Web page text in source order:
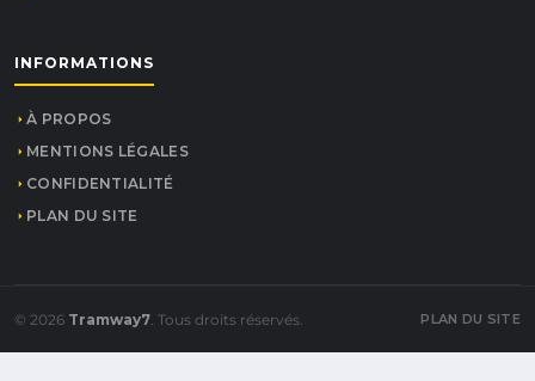
INFORMATIONS
À PROPOS
MENTIONS LÉGALES
CONFIDENTIALITÉ
PLAN DU SITE
© 2026 Tramway7. Tous droits réservés. PLAN DU SITE